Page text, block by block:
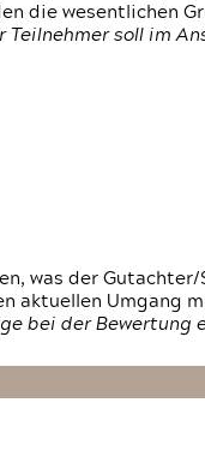
die wesentlichen
soll im
was der
aktuellen Umgang
bei der Bewertung